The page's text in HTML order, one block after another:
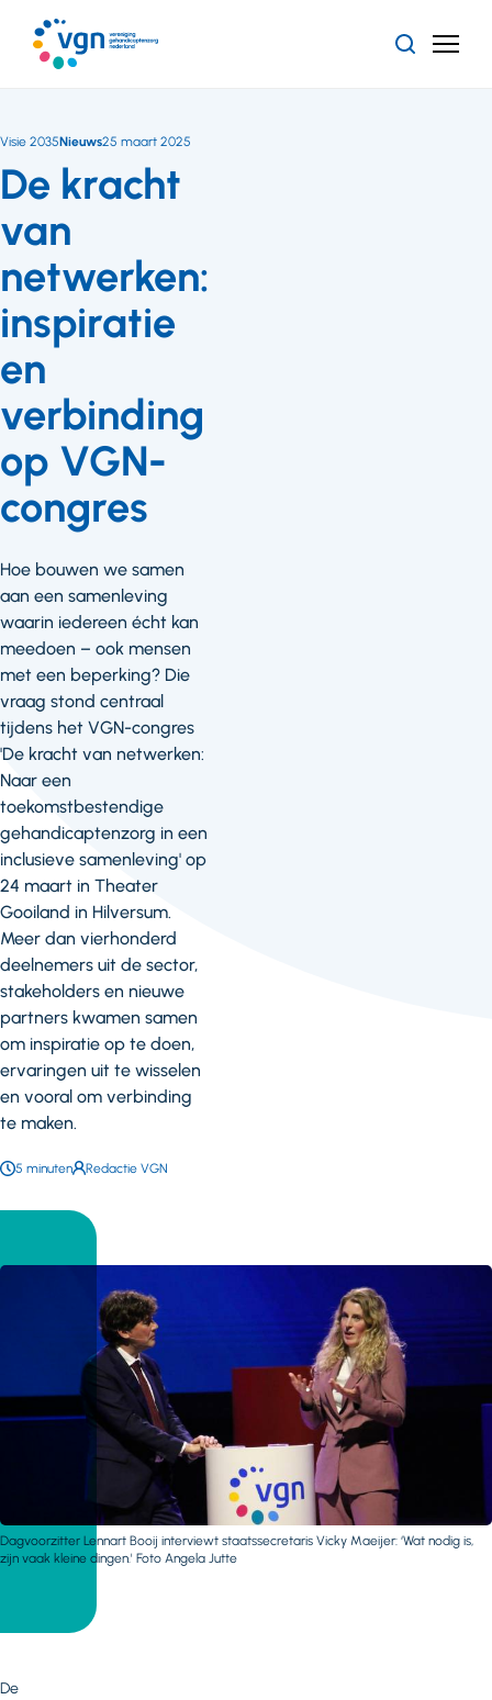
naar
hoofdinhoud
ZoekenMenu
De kracht
van
netwerken:
inspiratie
en
verbinding
op VGN-
congres
Visie 2035Nieuws25 maart 2025
Hoe bouwen we samen
aan een samenleving
waarin iedereen écht kan
meedoen – ook mensen
met een beperking? Die
vraag stond centraal
tijdens het VGN-congres
'De kracht van netwerken:
Naar een
toekomstbestendige
gehandicaptenzorg in een
inclusieve samenleving' op
24 maart in Theater
Gooiland in Hilversum.
Meer dan vierhonderd
deelnemers uit de sector,
stakeholders en nieuwe
partners kwamen samen
om inspiratie op te doen,
ervaringen uit te wisselen
en vooral om verbinding
te maken.
Leestijd:
5 minuten Auteur:
Redactie VGN
Dagvoorzitter Lennart Booij interviewt staatssecretaris Vicky Maeijer: ‘Wat nodig is,
zijn vaak kleine dingen.' Foto Angela Jutte
De